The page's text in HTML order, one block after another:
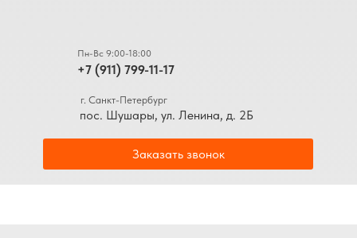
+7 (911) 799-11-17
Пн-Вс 9:00-18:00
Заказать звонок
пос. Шушары, ул. Ленина, д. 2Б
г. Санкт-Петербург